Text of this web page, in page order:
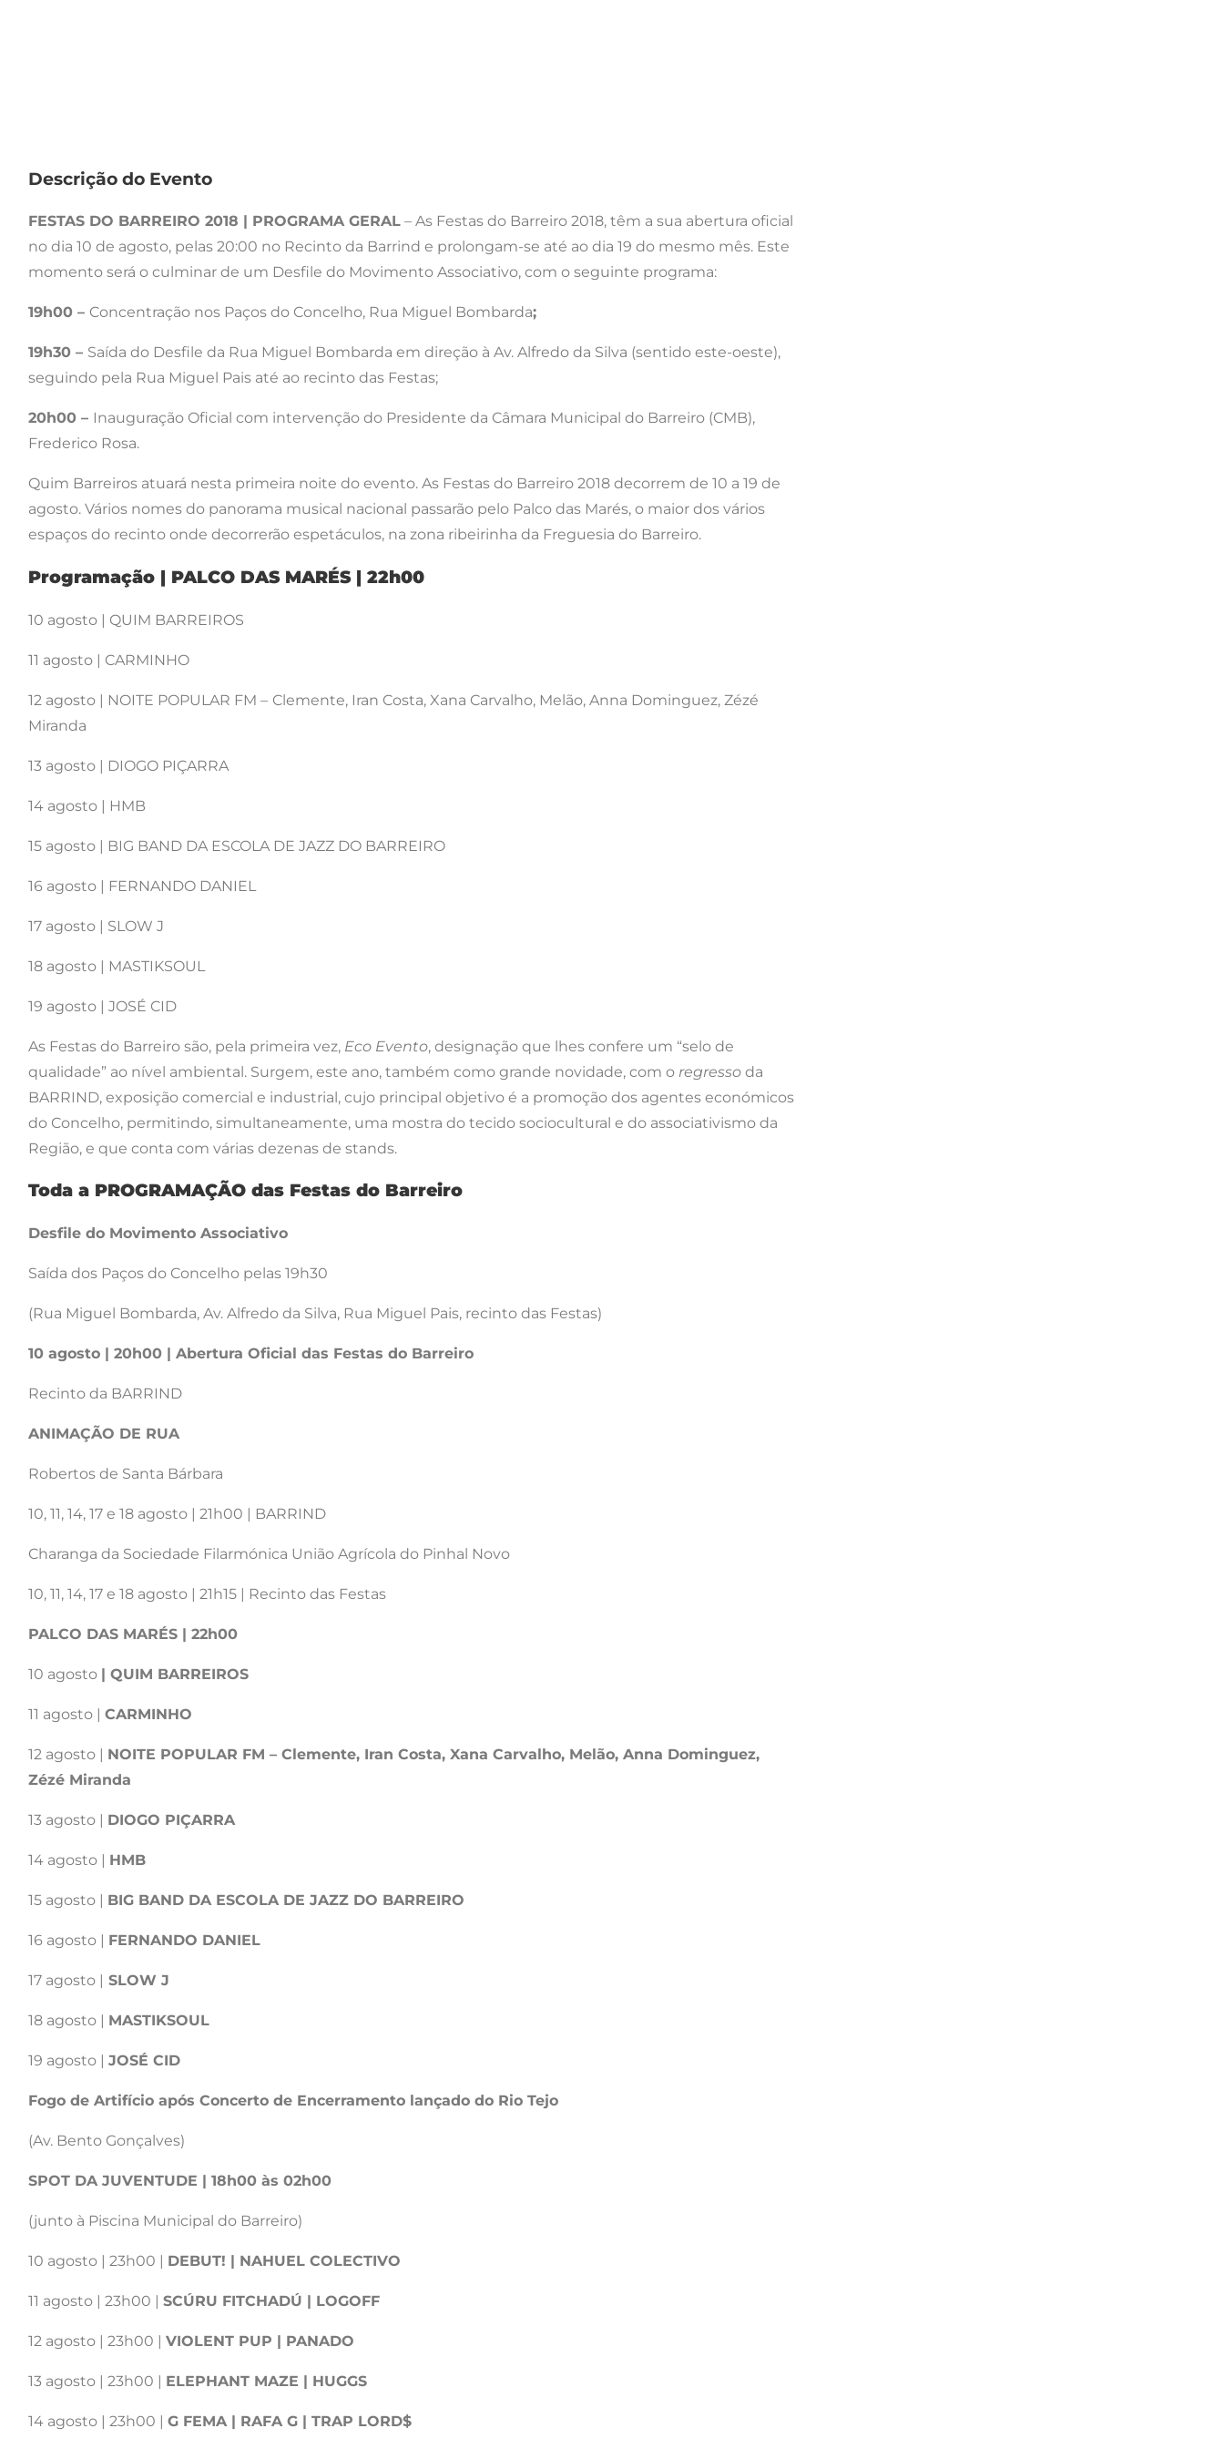
Descrição do Evento
FESTAS DO BARREIRO 2018 | PROGRAMA GERAL – As Festas do Barreiro 2018, têm a sua abertura oficial
no dia 10 de agosto, pelas 20:00 no Recinto da Barrind e prolongam-se até ao dia 19 do mesmo mês. Este
momento será o culminar de um Desfile do Movimento Associativo, com o seguinte programa:
19h00 – Concentração nos Paços do Concelho, Rua Miguel Bombarda;
19h30 – Saída do Desfile da Rua Miguel Bombarda em direção à Av. Alfredo da Silva (sentido este-oeste),
seguindo pela Rua Miguel Pais até ao recinto das Festas;
20h00 – Inauguração Oficial com intervenção do Presidente da Câmara Municipal do Barreiro (CMB),
Frederico Rosa.
Quim Barreiros atuará nesta primeira noite do evento. As Festas do Barreiro 2018 decorrem de 10 a 19 de
agosto. Vários nomes do panorama musical nacional passarão pelo Palco das Marés, o maior dos vários
espaços do recinto onde decorrerão espetáculos, na zona ribeirinha da Freguesia do Barreiro.
Programação | PALCO DAS MARÉS | 22h00
10 agosto | QUIM BARREIROS
11 agosto | CARMINHO
12 agosto | NOITE POPULAR FM – Clemente, Iran Costa, Xana Carvalho, Melão, Anna Dominguez, Zézé
Miranda
13 agosto | DIOGO PIÇARRA
14 agosto | HMB
15 agosto | BIG BAND DA ESCOLA DE JAZZ DO BARREIRO
16 agosto | FERNANDO DANIEL
17 agosto | SLOW J
18 agosto | MASTIKSOUL
19 agosto | JOSÉ CID
As Festas do Barreiro são, pela primeira vez, Eco Evento, designação que lhes confere um “selo de
qualidade” ao nível ambiental. Surgem, este ano, também como grande novidade, com o regresso da
BARRIND, exposição comercial e industrial, cujo principal objetivo é a promoção dos agentes económicos
do Concelho, permitindo, simultaneamente, uma mostra do tecido sociocultural e do associativismo da
Região, e que conta com várias dezenas de stands.
Toda a PROGRAMAÇÃO das Festas do Barreiro
Desfile do Movimento Associativo
Saída dos Paços do Concelho pelas 19h30
(Rua Miguel Bombarda, Av. Alfredo da Silva, Rua Miguel Pais, recinto das Festas)
10 agosto | 20h00 | Abertura Oficial das Festas do Barreiro
Recinto da BARRIND
ANIMAÇÃO DE RUA
Robertos de Santa Bárbara
10, 11, 14, 17 e 18 agosto | 21h00 | BARRIND
Charanga da Sociedade Filarmónica União Agrícola do Pinhal Novo
10, 11, 14, 17 e 18 agosto | 21h15 | Recinto das Festas
PALCO DAS MARÉS | 22h00
10 agosto | QUIM BARREIROS
11 agosto | CARMINHO
12 agosto | NOITE POPULAR FM – Clemente, Iran Costa, Xana Carvalho, Melão, Anna Dominguez,
Zézé Miranda
13 agosto | DIOGO PIÇARRA
14 agosto | HMB
15 agosto | BIG BAND DA ESCOLA DE JAZZ DO BARREIRO
16 agosto | FERNANDO DANIEL
17 agosto | SLOW J
18 agosto | MASTIKSOUL
19 agosto | JOSÉ CID
Fogo de Artifício após Concerto de Encerramento lançado do Rio Tejo
(Av. Bento Gonçalves)
SPOT DA JUVENTUDE | 18h00 às 02h00
(junto à Piscina Municipal do Barreiro)
10 agosto | 23h00 | DEBUT! | NAHUEL COLECTIVO
11 agosto | 23h00 | SCÚRU FITCHADÚ | LOGOFF
12 agosto | 23h00 | VIOLENT PUP | PANADO
13 agosto | 23h00 | ELEPHANT MAZE | HUGGS
14 agosto | 23h00 | G FEMA | RAFA G | TRAP LORD$